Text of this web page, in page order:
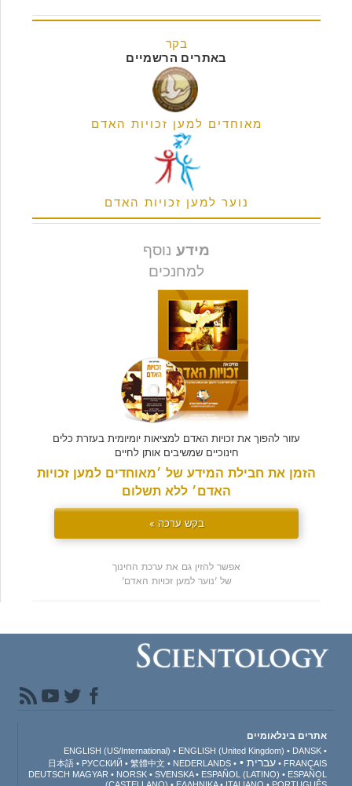
בקר
באתרים הרשמיים
מאוחדים למען זכויות האדם
נוער למען זכויות האדם
מידע נוסף
למחנכים
עזור להפוך את זכויות האדם למציאות יומיומית בעזרת כלים
חינוכיים שמשיבים אותן לחיים
הזמן את חבילת המידע של ׳מאוחדים למען זכויות
האדם׳ ללא תשלום
בקש ערכה »
אפשר להזין גם את ערכת החינוך
של 'נוער למען זכויות האדם'
אתרים בינלאומיים
ENGLISH (US/International) ENGLISH (United Kingdom)
DANSK
FRANÇAIS
עברית 日本語 РУССКИЙ 繁體中文
NEDERLANDS
DEUTSCH MAGYAR NORSK SVENSKA ESPAÑOL (LATINO)
ESPAÑOL